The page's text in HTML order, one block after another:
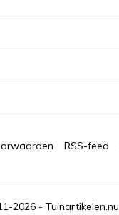
2026 - Tuinartikelen.nu
RSS-feed